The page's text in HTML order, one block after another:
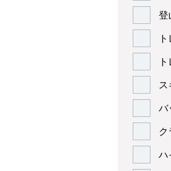
登
ス
バ
ク
ハ